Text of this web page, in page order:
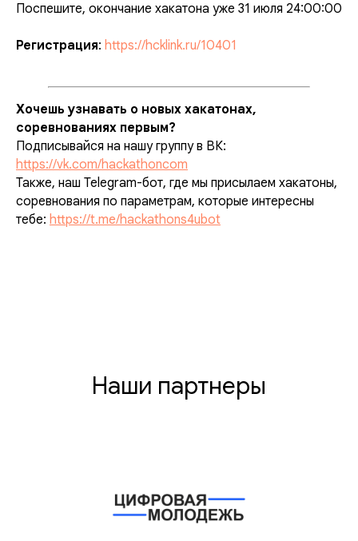
Поспешите, окончание хакатона уже 31 июля 24:00:00
Регистрация: https://hcklink.ru/10401
Хочешь узнавать о новых хакатонах,
соревнованиях первым?
Подписывайся на нашу группу в ВК:
https://vk.com/hackathoncom
Также, наш Telegram-бот, где мы присылаем хакатоны,
соревнования по параметрам, которые интересны
тебе: https://t.me/hackathons4ubot
Наши партнеры